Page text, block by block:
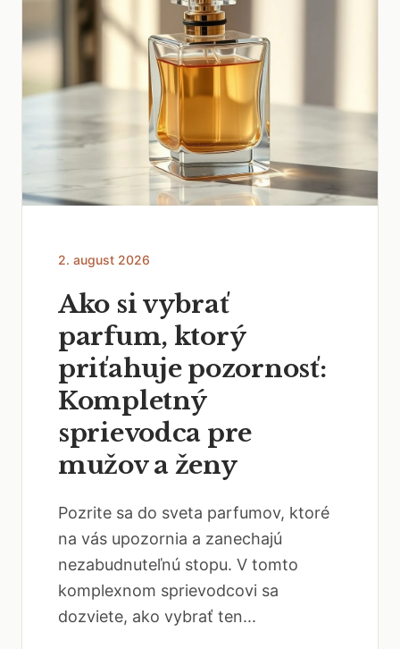
2. august 2026
Ako si vybrať
parfum, ktorý
priťahuje pozornosť:
Kompletný
sprievodca pre
mužov a ženy
Pozrite sa do sveta parfumov, ktoré
na vás upozornia a zanechajú
nezabudnuteľnú stopu. V tomto
komplexnom sprievodcovi sa
dozviete, ako vybrať ten...